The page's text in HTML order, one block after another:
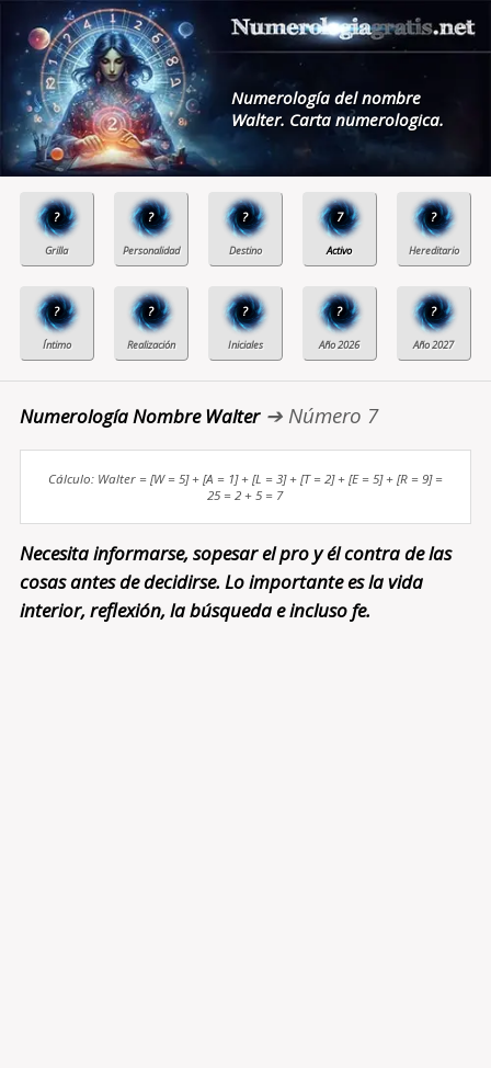
Numerología del nombre
Walter. Carta numerologica.
? ? ? 7 ?
? ? ? ? ?
Numerología Nombre Walter➔ Número 7
Cálculo: Walter = [W = 5] + [A = 1] + [L = 3] + [T = 2] + [E = 5] + [R = 9] =
25 = 2 + 5 = 7
Necesita informarse, sopesar el pro y él contra de las
cosas antes de decidirse. Lo importante es la vida
interior, reflexión, la búsqueda e incluso fe.